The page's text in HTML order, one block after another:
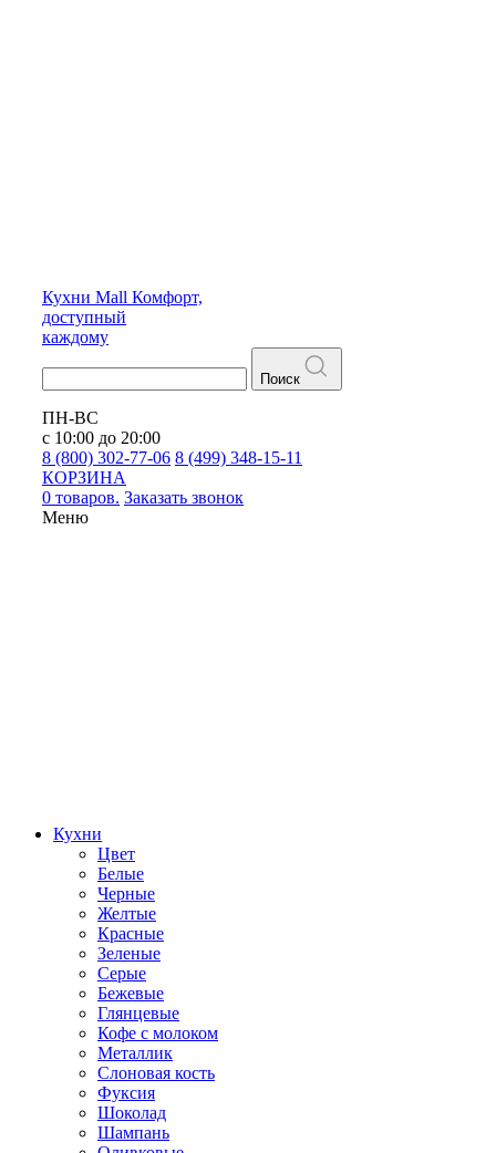
Кухни Mall Комфорт,
доступный
каждому
Поиск
ПН-ВС
с 10:00 до 20:00
8 (800) 302-77-06 8 (499) 348-15-11
КОРЗИНА
0 товаров. Заказать звонок
Меню
Кухни
Цвет
Белые
Черные
Желтые
Красные
Зеленые
Серые
Бежевые
Глянцевые
Кофе с молоком
Металлик
Слоновая кость
Фуксия
Шоколад
Шампань